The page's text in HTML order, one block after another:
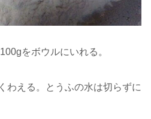
をボウルにいれる。
わえる。とうふの水は切らずに